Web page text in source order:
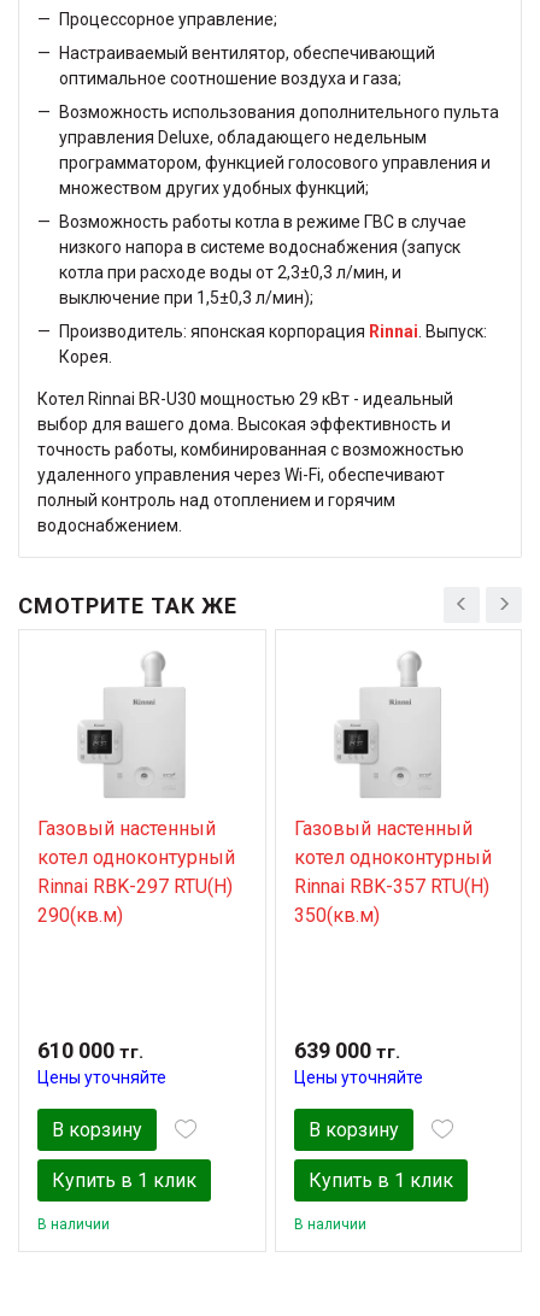
Процессорное управление;
Настраиваемый вентилятор, обеспечивающий
оптимальное соотношение воздуха и газа;
Возможность использования дополнительного пульта
управления Deluxe, обладающего недельным
программатором, функцией голосового управления и
множеством других удобных функций;
Возможность работы котла в режиме ГВС в случае
низкого напора в системе водоснабжения (запуск
котла при расходе воды от 2,3±0,3 л/мин, и
выключение при 1,5±0,3 л/мин);
Производитель: японская корпорация Rinnai . Выпуск:
Корея.
Котел Rinnai BR-U30 мощностью 29 кВт - идеальный
выбор для вашего дома. Высокая эффективность и
точность работы, комбинированная с возможностью
удаленного управления через Wi-Fi, обеспечивают
полный контроль над отоплением и горячим
водоснабжением.
СМОТРИТЕ ТАК ЖЕ
Газовый настенный
котел одноконтурный
Rinnai RBK-297 RTU(H)
290(кв.м)
610 000 тг.
Цены уточняйте
В корзину
Купить в 1 клик
В наличии
Газовый настенный
котел одноконтурный
Rinnai RBK-357 RTU(H)
350(кв.м)
639 000тг.
Цены уточняйте
В корзину
Купить в 1 клик
В наличии